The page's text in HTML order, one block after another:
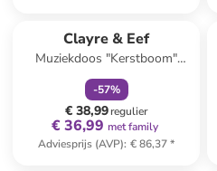
Clayre & Eef
Muziekdoos "Kerstboom"
-57%
€ 38,99regulier
€ 36,99 met family
Adviesprijs (AVP): € 86,37*